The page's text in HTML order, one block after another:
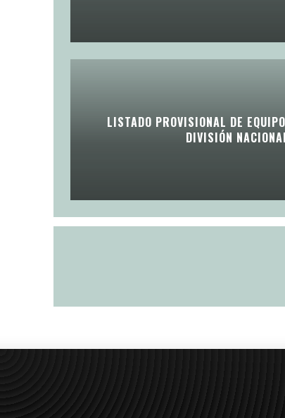
LISTADO PROVISIONAL DE
DIVISIÓN